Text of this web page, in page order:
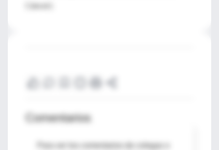
Cáncer).
Comentarios
Para ver los comentarios de colegas o